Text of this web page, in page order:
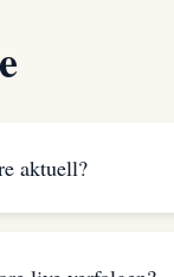
aktuell?